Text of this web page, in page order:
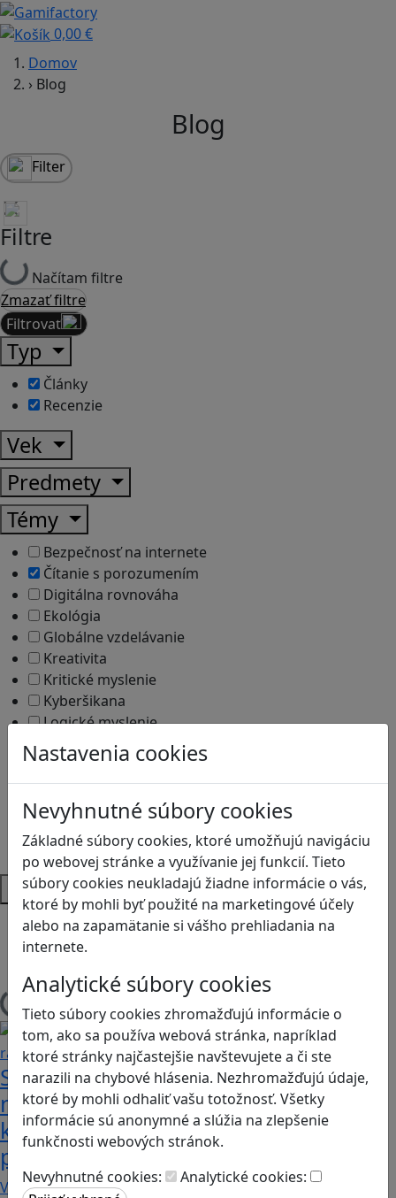
0,00 €
Nastavenia cookies
Nevyhnutné súbory cookies
Základné súbory cookies, ktoré umožňujú navigáciu
po webovej stránke a využívanie jej funkcií. Tieto
súbory cookies neukladajú žiadne informácie o vás,
ktoré by mohli byť použité na marketingové účely
alebo na zapamätanie si vášho prehliadania na
internete.
Analytické súbory cookies
Tieto súbory cookies zhromažďujú informácie o
tom, ako sa používa webová stránka, napríklad
ktoré stránky najčastejšie navštevujete a či ste
narazili na chybové hlásenia. Nezhromažďujú údaje,
ktoré by mohli odhaliť vašu totožnosť. Všetky
informácie sú anonymné a slúžia na zlepšenie
funkčnosti webových stránok.
Nevyhnutné cookies:
Analytické cookies:
Domov
› Blog
Blog
Filter
Filtre
Načítam filtre
Zmazať filtre
Filtrovať
Typ
Články
Recenzie
Vek
Predmety
Témy
Bezpečnosť na internete
Čítanie s porozumením
Digitálna rovnováha
Ekológia
Globálne vzdelávanie
Kreativita
Kritické myslenie
Kyberšikana
Logické myslenie
Ľudské práva a tolerancia
Motorika a koncentrácia
Programovanie/Technika
Sociálne zručnosti a kooperácia
Strategické myslenie
Zdravie a pohyb
Platformy
Android
Herná konzola
Načítam blogy
Sú vaše deti na Discorde? Objavte
niekoľko užitočných rád a funkcií,
ktoré pomôžu k bezpečnému
používaniu
V januári tohto roku dosiahla platforma približne…